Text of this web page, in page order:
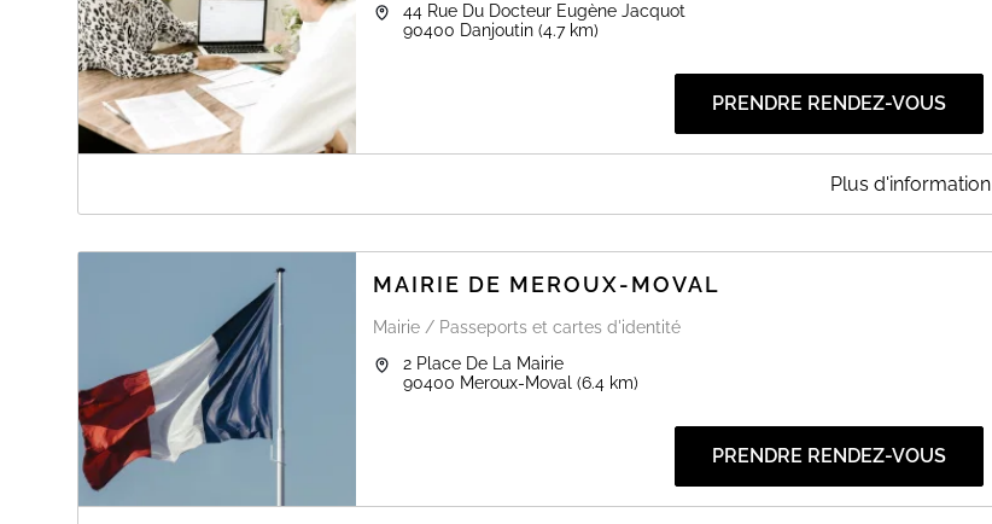
44 Rue Du Docteur Eugène Jacquot
90400 Danjoutin (4.7 km)
PRENDRE RENDEZ-VOUS
rendez-vous pour le retrait des titres.
Plus d'information
MAIRIE DE MEROUX-MOVAL
Mairie / Passeports et cartes d'identité
2 Place De La Mairie
90400 Meroux-Moval (6.4 km)
PRENDRE RENDEZ-VOUS